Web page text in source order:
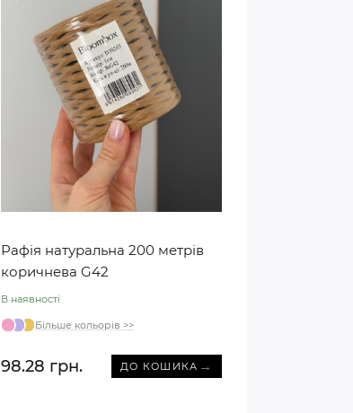
Рафія натуральна 200 метрів
коричнева G42
В наявності
Більше кольорів >>
98.28 грн. ДО КОШИКА →